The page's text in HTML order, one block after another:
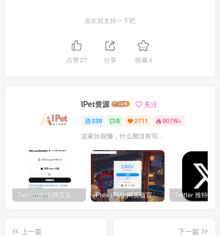
喜欢就支持一下吧
点赞27 分享 收藏4
IPet资源 关注
239 0 2711 907W+
这家伙很懒，什么都没有写...
Twitter(推特)网页版官网入口地址 Pixiv (P站) 网页版官网入口地址
上一篇
下一篇